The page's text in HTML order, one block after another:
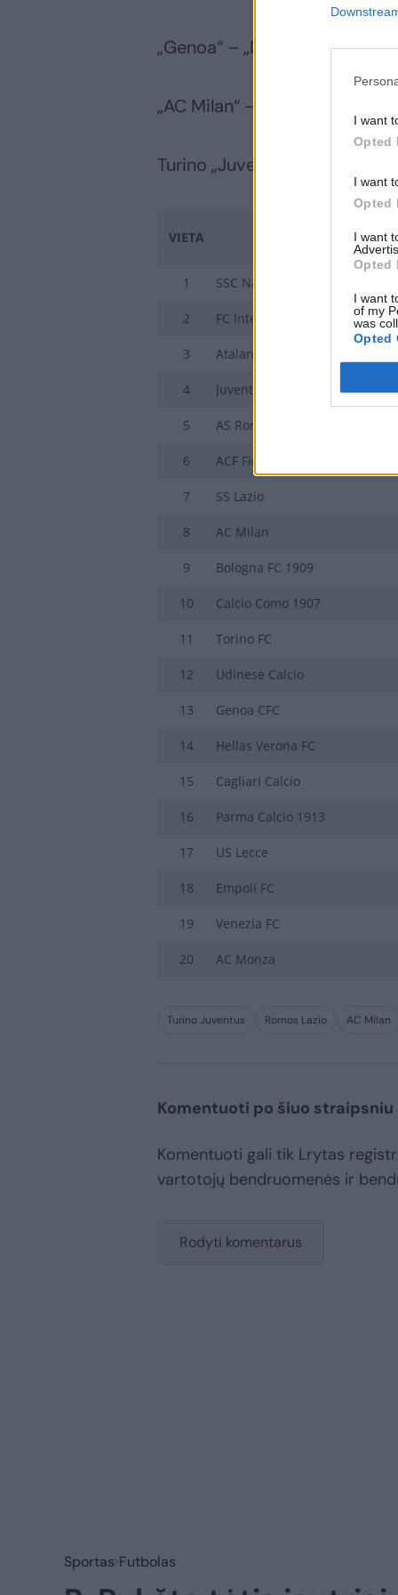
I want
Opted
I want
Opted
I want
Opted
I want
of my
was
Opted
„Genoa“ – „Bologna“ 2:2
„AC Milan“ – Udinese“ 1:0
Turino „Juventus“ – Romos
VIETA KOMANDA
1 SSC Napoli
2 FC Internazionale Milano
3 Atalanta Bergamasca Calcio
4 Juventus FC
5 AS Roma
6 ACF Fiorentina
7 SS Lazio
8 AC Milan
9 Bologna FC 1909
10 Calcio Como 1907
11 Torino FC
12 Udinese Calcio
13 Genoa CFC
14 Hellas Verona FC
15 Cagliari Calcio
16 Parma Calcio 1913
17 US Lecce
18 Empoli FC
19 Venezia FC
20 AC Monza
Turino Juventus Romos Lazio AC Milan
Komentuoti po šiuo straipsniu
Komentuoti gali tik Lrytas
vartotojų bendruomenės ir
Rodyti komentarus
Sportas Futbolas